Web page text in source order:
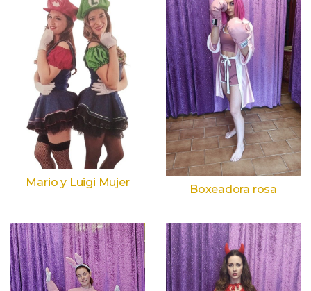
Mario y Luigi Mujer
Boxeadora rosa